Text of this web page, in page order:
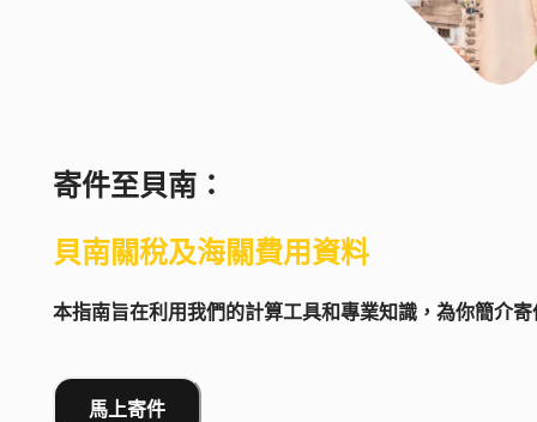
寄件至貝南 ：
貝南關稅及海關費用資料
本指南旨在利用我們的計算工具和專業知識，為你簡介
馬上寄件